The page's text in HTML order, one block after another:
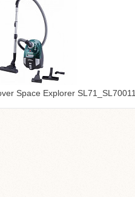
Space Explorer SL71_SL70011